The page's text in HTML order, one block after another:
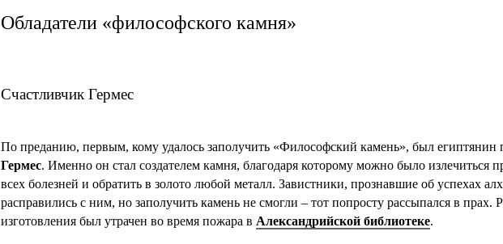
Обладатели «философского камня»
Счастливчик Гермес
По преданию, первым, кому удалось заполучить «Философский камень», был египтянин
Гермес. Именно он стал создателем камня, благодаря которому можно было излечиться
всех болезней и обратить в золото любой металл. Завистники, прознавшие об успехах
расправились с ним, но заполучить камень не смогли – тот попросту рассыпался в прах.
изготовления был утрачен во время пожара в Александрийской библиотеке.